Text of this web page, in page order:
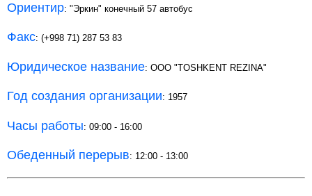
Ориентир: "Эркин" конечный 57 автобус
Факс: (+998 71) 287 53 83
Юридическое название: OOO "TOSHKENT REZINA"
Год создания организации: 1957
Часы работы: 09:00 - 16:00
Обеденный перерыв: 12:00 - 13:00